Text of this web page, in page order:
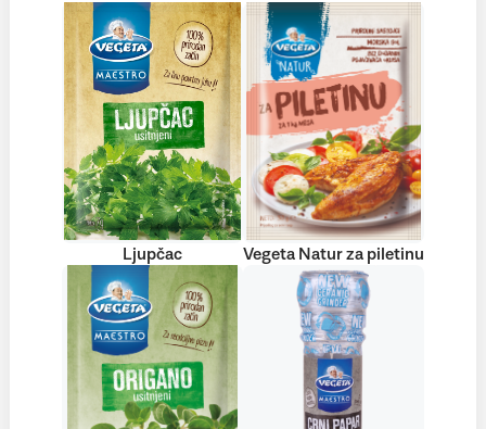
Ljupčac Vegeta Natur za piletinu